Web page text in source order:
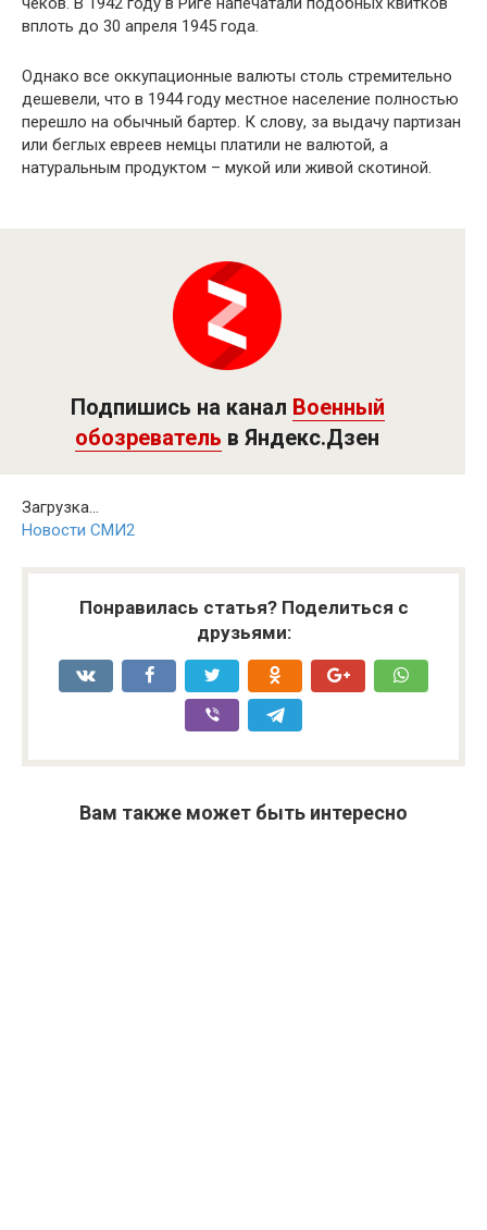
вплоть до 30 апреля 1945 года.
Однако все оккупационные валюты столь стремительно
дешевели, что в 1944 году местное население полностью
перешло на обычный бартер. К слову, за выдачу партизан
или беглых евреев немцы платили не валютой, а
натуральным продуктом – мукой или живой скотиной.
Подпишись на канал Военный
обозреватель в Яндекс.Дзен
Загрузка...
Новости СМИ2
Понравилась статья? Поделиться с
друзьями:
Вам также может быть интересно